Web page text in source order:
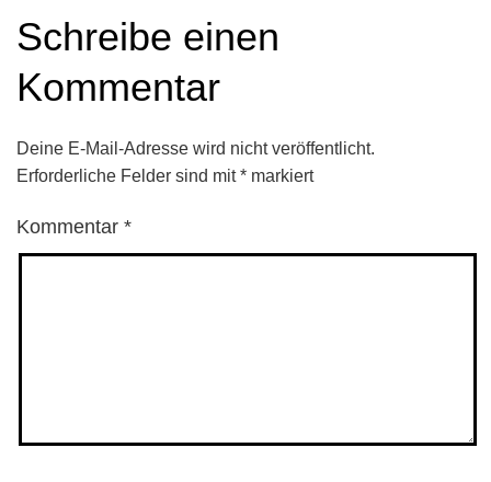
Schreibe einen
Kommentar
Deine E-Mail-Adresse wird nicht veröffentlicht.
Erforderliche Felder sind mit* markiert
Kommentar *